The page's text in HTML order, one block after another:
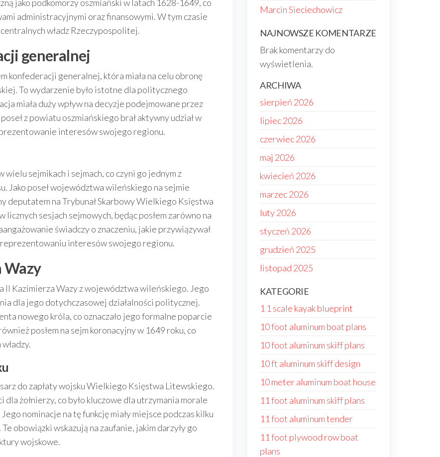
jako podkomorzy oszmiański w latach 1628-1649, co
administracyjnymi oraz finansowymi. W tym czasie
władz Rzeczypospolitej.
generalnej
konfederacji generalnej, która miała na celu obronę
To wydarzenie było istotne dla politycznego
miała duży wpływ na decyzje podejmowane przez
z powiatu oszmiańskiego brał aktywny udział w
interesów swojego regionu.
sejmikach i sejmach, co czyni go jednym z
Jako poseł województwa wileńskiego na sejmie
deputatem na Trybunał Skarbowy Wielkiego Księstwa
licznych sesjach sejmowych, będąc posłem zarówno na
świadczy o znaczeniu, jakie przywiązywał
interesów swojego regionu.
Wazy
II Kazimierza Wazy z województwa wileńskiego. Jego
dla jego dotychczasowej działalności politycznej.
nowego króla, co oznaczało jego formalne poparcie
posłem na sejm koronacyjny w 1649 roku, co
do zapłaty wojsku Wielkiego Księstwa Litewskiego.
żołnierzy, co było kluczowe dla utrzymania morale
nominacje na tę funkcję miały miejsce podczas kilku
obowiązki wskazują na zaufanie, jakim darzyły go
wojskowe.
Marcin Sieciechowicz
NAJNOWSZE KOMENTARZE
Brak komentarzy do
wyświetlenia.
ARCHIWA
sierpień 2026
lipiec 2026
czerwiec 2026
maj 2026
kwiecień 2026
marzec 2026
luty 2026
styczeń 2026
grudzień 2025
listopad 2025
KATEGORIE
1 1 scale kayak blueprint
10 foot aluminum boat plans
10 foot aluminum skiff plans
10 ft aluminum skiff design
10 meter aluminum boat house
11 foot aluminum skiff plans
11 foot aluminum tender
11 foot plywood row boat
plans